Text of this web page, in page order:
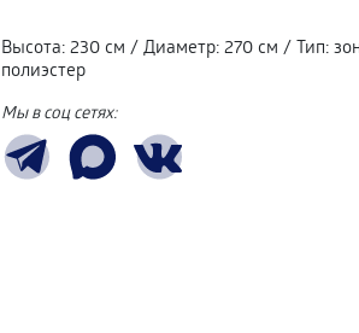
Высота: 230 см / Диаметр: 270 см / Тип:
полиэстер
Мы в соц сетях: